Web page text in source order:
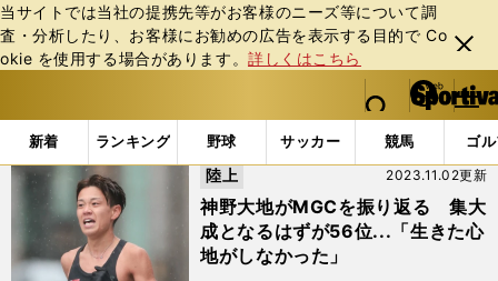
当サイトでは当社の提携先等がお客様のニーズ等について調
査・分析したり、お客様にお勧めの広告を表⽰する⽬的で Co
okie を使⽤する場合があります。詳しくはこちら
閉じ
る
web Sportiva (webスポルティーバ)
検索
マイペ
ー
ジ
メニュ
新着 ランキング 野球 サッカー 競馬 ゴ
b
ス
ポ
ィ
ー
「#３代目山の神」の最新ニュース・ 情報
神野大地がMGCを振り返る 集大
成となるはずが56位...「生きた心
地がしなかった」
2023.11.02更新
陸上